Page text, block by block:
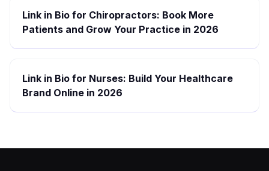
Link in Bio for Chiropractors: Book More
Patients and Grow Your Practice in 2026
Link in Bio for Nurses: Build Your Healthcare
Brand Online in 2026